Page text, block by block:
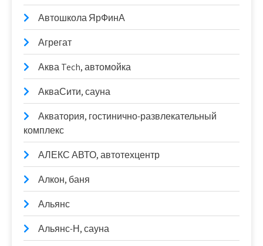
Автошкола ЯрФинА
Агрегат
Аква Tech, автомойка
АкваСити, сауна
Акватория, гостинично-развлекательный
комплекс
АЛЕКС АВТО, автотехцентр
Алкон, баня
Альянс
Альянс-Н, сауна